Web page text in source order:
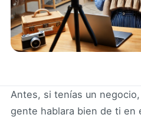
Antes, si tenías un
gente hablara bien de ti en